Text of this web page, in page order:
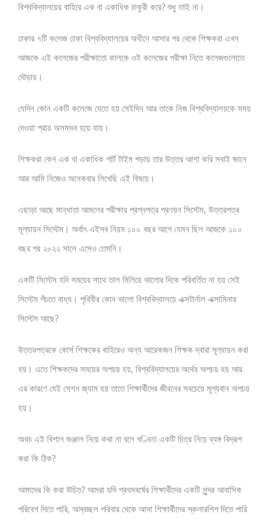
বিশ্ববিদ্যালয়ের বাহিরে এক বা একাধিক চাকুরী করে? শুধু তাই না।
ঢাকার ৭টি কলেজ ঢাকা বিশ্ববিদ্যালয়ের অধীনে আসার পর থেকে শিক্ষকরা এখন
আজকে এই কলেজের পরীক্ষাতো কালকে ওই কলেজের পরীক্ষা নিতে কলেজগুলোতে
দৌড়ায়।
যেদিন কোন একটি কলেজে যেতে হয় সেইদিন আর তাকে নিজ বিশ্ববিদ্যালয়কে সময়
দেওয়া প্রায় অসম্ভব হয়ে যায়।
শিক্ষকরা কেন এক বা একাধিক পার্ট টাইম পড়ায় তার উত্তর আশা করি সবাই জানে
আর আমি নিজেও অনেকবার লিখেছি এই বিষয়ে।
এছাড়া আছে মান্ধাতা আমলের পরীক্ষার প্রশ্নপত্র প্রণয়ন সিস্টেম, উত্তরপত্র
মূল্যায়ন সিস্টেম। অর্থাৎ এইসব নিয়ম ১০০ বছর আগে যেমন ছিল আজকে ১০০
বছর পর ২০২২ সালে এসেও তেমনি।
একটি সিস্টেম যদি সময়ের সাথে তাল মিলিয়ে ভালোর দিকে পরিবর্তিত না হয় সেই
সিস্টেম পঁচতে বাধ্য। পৃথিবীর কোন ভালো বিশ্ববিদ্যালয়ে এক্সটার্নাল এক্সামিনার
সিস্টেম আছে?
উত্তরপত্রকে কোর্স শিক্ষকের বাহিরেও অন্য আরেকজন শিক্ষক দ্বারা মূল্যায়ন করা
হয়। এতে শিক্ষকদের সময়ের অপচয় হয়, বিশ্ববিদ্যালয়ের অর্থের অপচয় হয় আর
এর কারণে যেই সেশন জ্যাম হয় তাতে শিক্ষার্থীদের জীবনের সবচেয়ে মূল্যবান অপচয়
হয়।
অথচ এই বিশাল জঞ্জাল নিয়ে কথা না বলে খণ্ডিত একটি চিত্র নিয়ে ব্যঙ্গ বিদ্রূপ
করা কি ঠিক?
আমাদের কি করা উচিত? আমরা যদি প্রথমবর্ষের শিক্ষার্থীদের একটি সুন্দর আবাসিক
পরিবেশ দিতে পারি, অস্বচ্ছল পরিবার থেকে আসা শিক্ষার্থীদের স্কলারশিপ দিতে পারি